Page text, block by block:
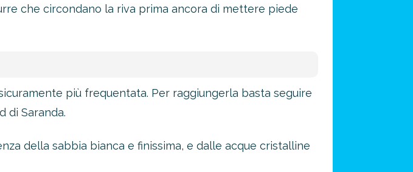
che circondano la riva prima ancora di mettere piede
più frequentata. Per raggiungerla basta seguire
di Saranda.
della sabbia bianca e finissima, e dalle acque cristalline